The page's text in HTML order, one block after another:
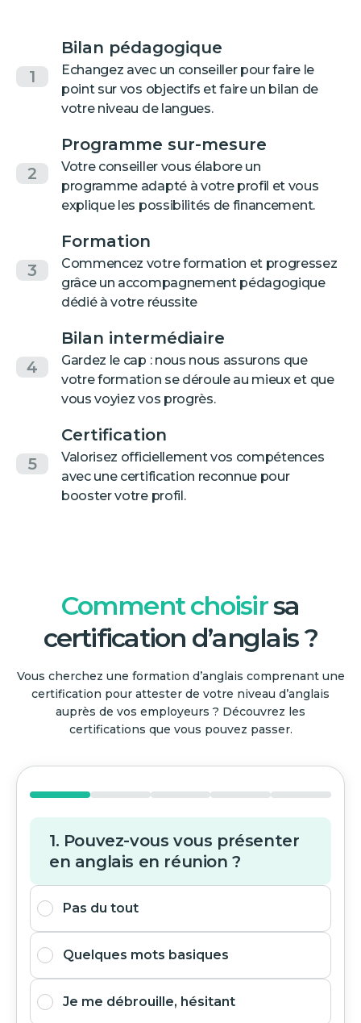
1
Bilan pédagogique
Echangez avec un conseiller pour faire le
point sur vos objectifs et faire un bilan de
votre niveau de langues.
2
Programme sur-mesure
Votre conseiller vous élabore un
programme adapté à votre profil et vous
explique les possibilités de financement.
3
Formation
Commencez votre formation et progressez
grâce un accompagnement pédagogique
dédié à votre réussite
4
Bilan intermédiaire
Gardez le cap : nous nous assurons que
votre formation se déroule au mieux et que
vous voyiez vos progrès.
5
Certification
Valorisez officiellement vos compétences
avec une certification reconnue pour
booster votre profil.
Comment choisirsa
certification d’anglais ?
Vous cherchez une formation d’anglais comprenant une
certification pour attester de votre niveau d’anglais
auprès de vos employeurs ? Découvrez les
certifications que vous pouvez passer.
1. Pouvez-vous vous présenter
en anglais en réunion ?
Pas du tout
Quelques mots basiques
Je me débrouille, hésitant